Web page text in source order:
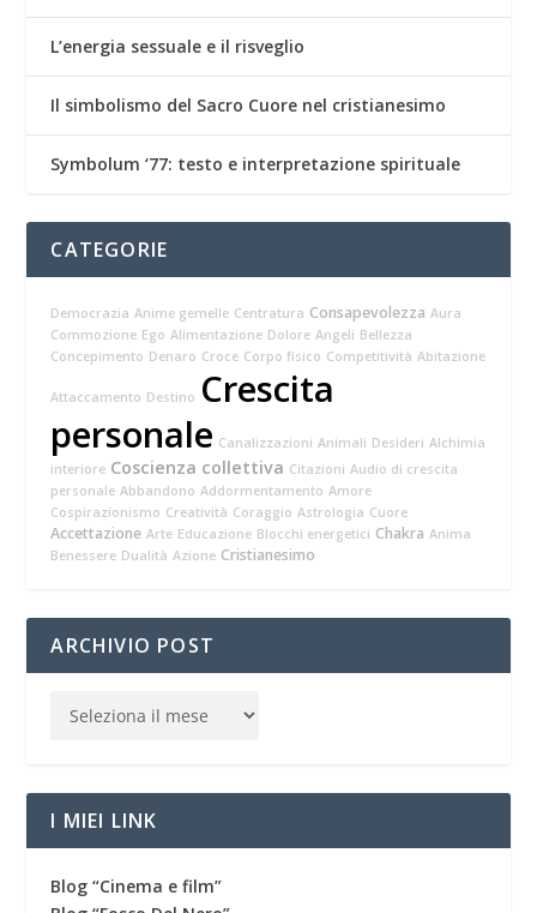
L’energia sessuale e il risveglio
Il simbolismo del Sacro Cuore nel cristianesimo
Symbolum ‘77: testo e interpretazione spirituale
CATEGORIE
Democrazia Anime gemelle Centratura Consapevolezza Aura
Commozione Ego Alimentazione Dolore Angeli Bellezza
Concepimento Denaro Croce Corpo fisico Competitività Abitazione
Attaccamento Destino Crescita
personale Canalizzazioni Animali Desideri Alchimia
interiore Coscienza collettiva Citazioni Audio di crescita
personale Abbandono Addormentamento Amore
Cospirazionismo Creatività Coraggio Astrologia Cuore
Accettazione Arte Educazione Blocchi energetici Chakra Anima
Benessere Dualità Azione Cristianesimo
ARCHIVIO POST
I MIEI LINK
Blog “Cinema e film”